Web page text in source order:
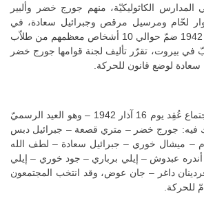
الكاثوليكيّة، منهم جورج خضر وألبير
لحّام ومرسيل مرقص وجبرائيل سعادة، في
اجتماع عُقِد في 6 شباط 1942 ضمّ حوالي 10 أشخاص معظمهم من طلاّب
في بيروت، تقرّر تأليف لجنة قوامها جورج خضر
لوضع قانون للحركة.
أُقرّ قانون الحركة في اجتماع عُقِد يوم 16 آذار 1942 – وهو العيد الرسميّ
فيه: جورج خضر – متري قصعة – جبرائيل دبس
– ميشال خوري – جبرائيل سعادة – لطف الله
عبدوش – إيلي برباري – جود خوري – إيلي
داغر – جان عوض، وقد انتخب المجتمعون
للحركة.